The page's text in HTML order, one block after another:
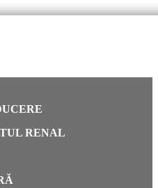
RENAL